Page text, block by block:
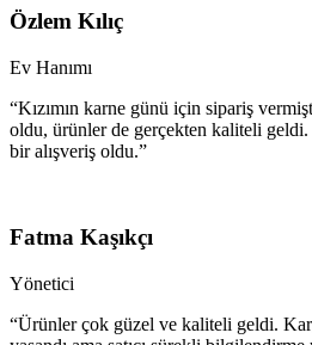
Özlem Kılıç
Ev Hanımı
“Kızımın karne günü için sipariş
oldu, ürünler de gerçekten kaliteli
bir alışveriş oldu.”
Fatma Kaşıkçı
Yönetici
“Ürünler çok güzel ve kaliteli geldi.